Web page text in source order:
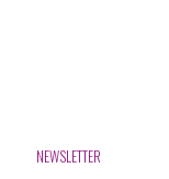
NEWSLETTER